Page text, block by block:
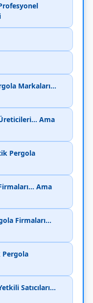
Markaları...
Ama
Pergola
Ama
Firmaları...
Satıcıları...